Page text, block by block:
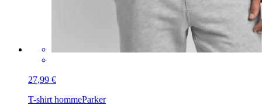
27,99 €
T-shirt hommeParker